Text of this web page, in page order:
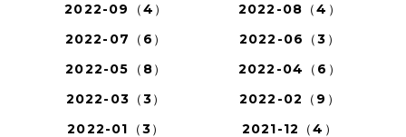
2022-09（4）
2022-08（4）
2022-07（6）
2022-06（3）
2022-05（8）
2022-04（6）
2022-03（3）
2022-02（9）
2022-01（3）
2021-12（4）